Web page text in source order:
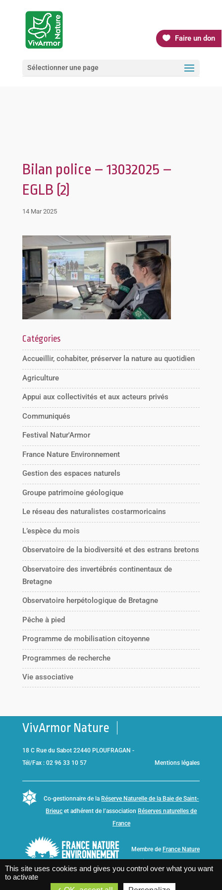
Faire un don
Sélectionner une page
Bilan police – 13032025 –
EGLB (2)
14 Mar 2025
Catégories
Accueillir, cohabiter, préserver la nature au quotidien
Agriculture
Appui aux collectivités et aux acteurs privés
Communiqués
Festival Natur'Armor
France Nature Environnement
Gestion des espaces naturels
Groupe patrimoine géologique
Le réseau des naturalistes costarmoricains
L’espèce du mois
Observatoire de la biodiversité et des estrans bretons
Observatoire des invertébrés continentaux de
Bretagne
Observatoire herpétologique de Bretagne
Pêche à pied
Programme de mobilisation citoyenne
Programmes de recherche
Vie associative
VivArmor Nature
18 C Rue du Sabot 22440 PLOUFRAGAN -
Tél/Fax : 02 96 33 10 57
Mentions légales
Co-gestionnaire de la Réserve Naturelle de la Baie de Saint-
Brieuc et adhérent de l’association Réserves naturelles de
France
Membre de France Nature
This site uses cookies and gives you control over what you want
to activate